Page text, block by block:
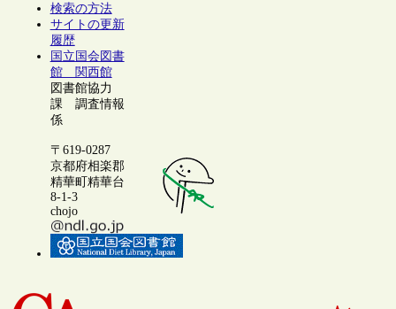
検索の方法
サイトの更新
履歴
国立国会図書
館 関西館
図書館協力
課 調査情報
係
〒619-0287
京都府相楽郡
精華町精華台
8-1-3
chojo